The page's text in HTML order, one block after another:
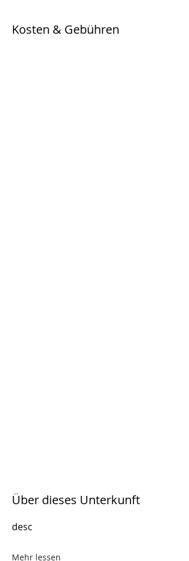
Kosten & Gebühren
Über dieses Unterkunft
desc
Mehr lessen